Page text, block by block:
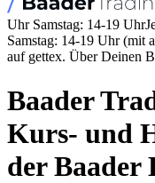
Uhr Samstag: 14-19 Uhr
Samstag: 14-19 Uhr (mit
auf gettex. Über Deinen
Baader
Kurs- und
der Baader